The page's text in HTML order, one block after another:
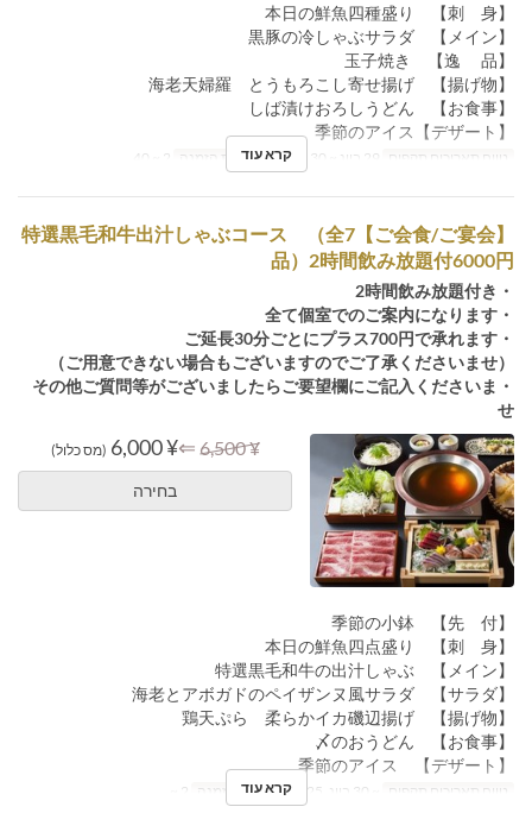
【刺 身】 本日の鮮魚四種盛り
【メイン】 黒豚の冷しゃぶサラダ
【逸 品】 玉子焼き
【揚げ物】 海老天婦羅 とうもろこし寄せ揚げ
【お食事】 しば漬けおろしうどん
【デザート】季節のアイス
טווח תאריכים תקפים מגבלת הזמנהקרא עוד
【ご会食/ご宴会】特選黒毛和牛出汁しゃぶコース （全7
品）2時間飲み放題付6000円
・2時間飲み放題付き
・全て個室でのご案内になります
・ご延長30分ごとにプラス700円で承れます
（ご用意できない場合もございますのでご了承くださいませ）
・その他ご質問等がございましたらご要望欄にご記入くださいま
せ
¥ 6,500
⇐
¥ 6,000 (מס כלול)
בחירה
【先 付】 季節の小鉢
【刺 身】 本日の鮮魚四点盛り
【メイン】 特選黒毛和牛の出汁しゃぶ
【サラダ】 海老とアボガドのペイザンヌ風サラダ
【揚げ物】 鶏天ぷら 柔らかイカ磯辺揚げ
【お食事】 〆のおうどん
【デザート】 季節のアイス
טווח תאריכים תקפים מגבלת הזמנה
קרא עוד